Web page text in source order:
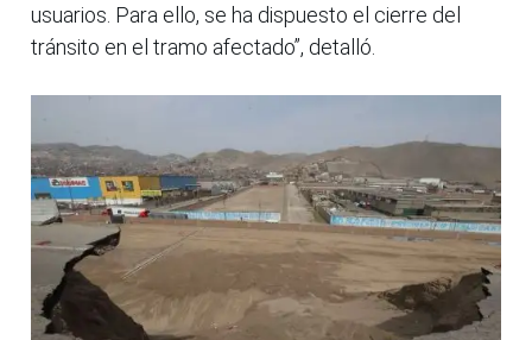
usuarios. Para ello, se ha dispuesto el cierre del
tránsito en el tramo afectado”, detalló.